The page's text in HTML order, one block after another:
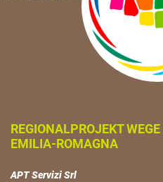
REGIONALPROJEKT
EMILIA-ROMAGNA
APT Servizi Srl